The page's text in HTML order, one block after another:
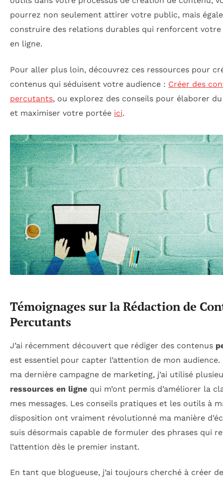
pourrez non seulement attirer votre public, mais
construire des relations durables qui renforcent votre
en ligne.
Pour aller plus loin, découvrez ces ressources pour
contenus qui séduisent votre audience : Créer des
percutants, ou explorez des conseils pour élaborer
et maximiser votre portée ici.
Témoignages sur la Rédaction de
Percutants
J’ai récemment découvert que rédiger des contenus
est essentiel pour capter l’attention de mon audience.
ma dernière campagne de marketing, j’ai utilisé
ressources en ligne qui m’ont permis d’améliorer la
mes messages. Les conseils pratiques et les outils à
disposition ont vraiment révolutionné ma manière
suis désormais capable de formuler des phrases qui
l’attention dès le premier instant.
En tant que blogueuse, j’ai toujours cherché à créer